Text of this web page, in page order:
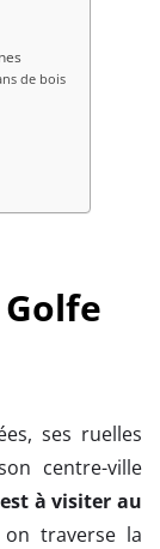
de bois
ses ruelles
centre-ville
à visiter au
traverse la